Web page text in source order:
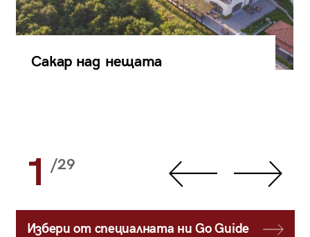
Сакар над нещата
1 /29
Избери от специалната ни Go Guide